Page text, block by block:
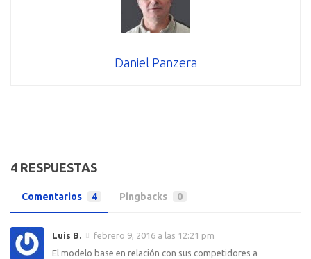
Daniel Panzera
4 RESPUESTAS
Comentarios 4 Pingbacks 0
Luis B.
febrero 9, 2016 a las 12:21 pm
El modelo base en relación con sus competidores a